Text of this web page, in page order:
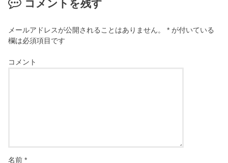
コメントを残す
メールアドレスが公開されることはありません。 * が付いている
欄は必須項目です
コメント
名前*